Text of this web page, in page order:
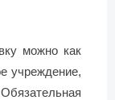
можно как
учреждение,